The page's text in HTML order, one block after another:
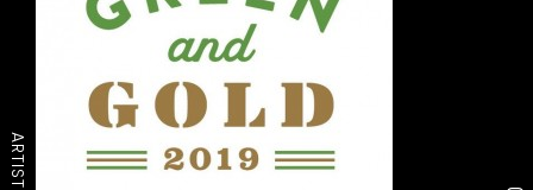
ARTIST